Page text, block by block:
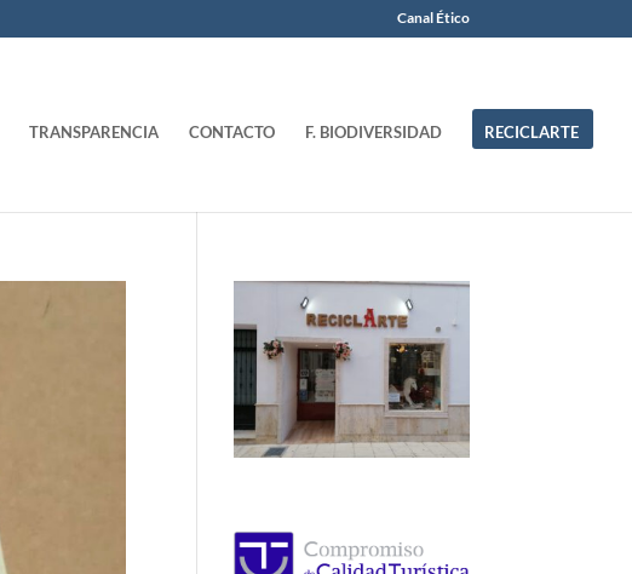
Canal Ético
TRANSPARENCIA CONTACTO F. BIODIVERSIDAD RECICLARTE